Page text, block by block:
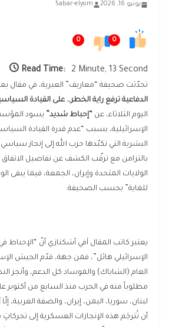
يونيو 16, 2026 5abar-elyom
0
0
Read Time: 2 Minute, 13 Second
تحدّثت صحيفة “معاريف” العبرية، في مقال
الدفاعية ترفع راية الخطر… على القيادة
اليوم الثلاثاء، عن
“إحباط شديد”
يسود
الإسرائيلية، بسبب “عدم قدرة القيادة
البشرية التي تكبّدها حزب الله إلى إنجاز
بالتزامن مع ترقّب الكشف عن تفاصيل الاتفاق
الولايات المتحدة وإيران، الجمعة، فيما يبقى
للغاية” بحسب الصحيفة.
يعتبر كاتب المقال آفي أشكنازي أنّ “الإحباط
الإسرائيلي هائل”، فمن جهة، قدّم الجيش
العام (الشاباك) والموساد كل الدعم، وأنجز
مطلوباً منه في الحرب منذ السابع من أكتوبر
لبنان، سوريا، اليمن، إيران، والضفة الغربية،
أن تُترجَم هذه الإنجازات العسكرية إلى